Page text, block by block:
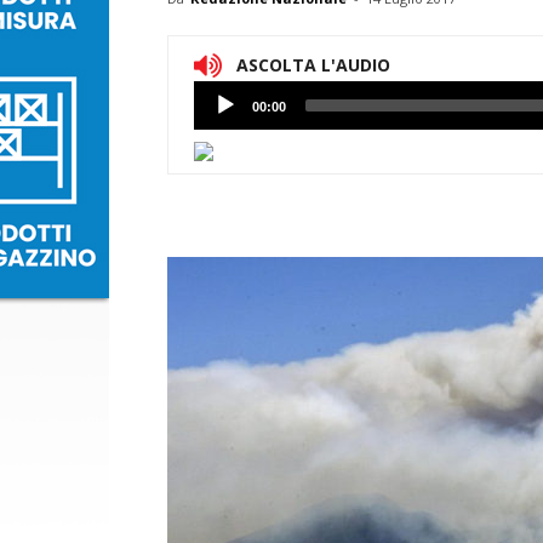
ASCOLTA L'AUDIO
Lettore
Audio
00:00